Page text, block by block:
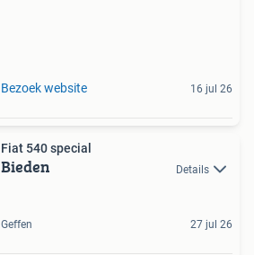
Bezoek website 16 jul 26
Fiat 540 special
Bieden Details
Geffen 27 jul 26